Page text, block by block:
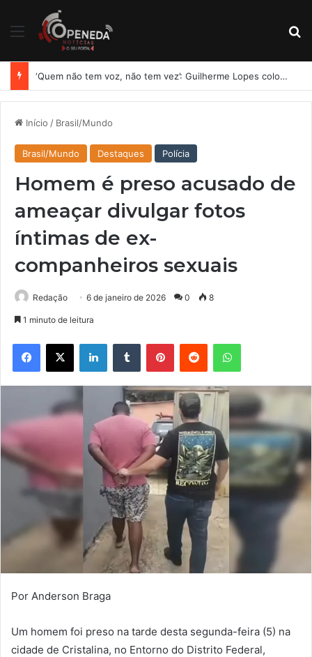
Menu
‘Quem não tem voz, não tem vez’: Guilherme Lopes coloca representação de Penedo no centro da disputa pela ALE
Início / Brasil/Mundo
Brasil/Mundo Destaques Polícia
Homem é preso acusado de
ameaçar divulgar fotos
íntimas de ex-
companheiros sexuais
Redação 6 de janeiro de 2026 0 8
1 minuto de leitura
Facebook
X LinkedinTumblr PinterestReddit WhatsApp
Por Anderson Braga
Um homem foi preso na tarde desta segunda-feira (5) na
cidade de Cristalina, no Entorno do Distrito Federal,